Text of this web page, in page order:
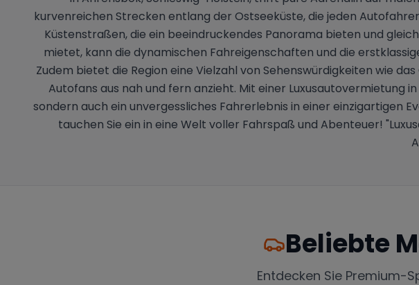
kurvenreichen Strecken entlang der Ostseeküste, die jeden
Küstenstraßen, die ein beeindruckendes Panorama bieten und
mietet, kann die dynamischen Fahreigenschaften und die
Zudem bietet die Region eine Vielzahl von Sehenswürdigkeiten wie
Autofans aus nah und fern anzieht. Mit einer Luxusautovermietung
sondern auch ein unvergessliches Fahrerlebnis in einer einzigartigen
tauchen Sie ein in eine Welt voller Fahrspaß und Abenteuer!
Beliebte
Entdecken Sie Premium-